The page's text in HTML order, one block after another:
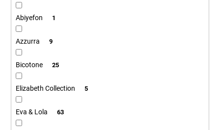
oAbiyefon 1
Azzurra 9
Bicotone 25
Elizabeth Collection 5
Eva & Lola 63
m